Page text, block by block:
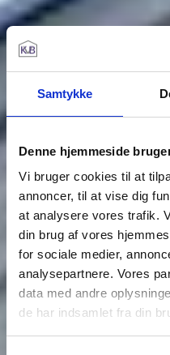
Samtykke
Denne hjemmeside
Vi bruger cookies til at
annoncer, til at vise dig
at analysere vores trafik.
din brug af vores
for sociale medier,
analysepartnere. Vores
data med andre
de har indsamlet fra din